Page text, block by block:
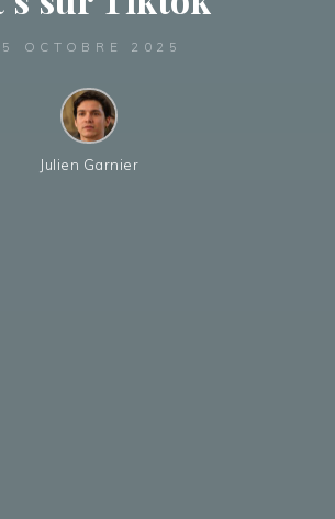
OCTOBRE 2025
Julien Garnier